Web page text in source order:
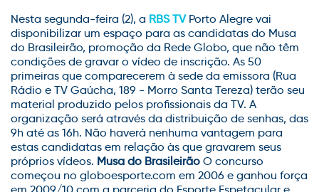
Nesta segunda-feira (2), a RBS TVPorto Alegre vai
disponibilizar um espaço para as candidatas do Musa
do Brasileirão, promoção da Rede Globo, que não têm
condições de gravar o vídeo de inscrição. As 50
primeiras que comparecerem à sede da emissora (Rua
Rádio e TV Gaúcha, 189 - Morro Santa Tereza) terão seu
material produzido pelos profissionais da TV. A
organização será através da distribuição de senhas, das
9h até as 16h. Não haverá nenhuma vantagem para
estas candidatas em relação às que gravarem seus
próprios vídeos. Musa do Brasileirão O concurso
começou no globoesporte.com em 2006 e ganhou força